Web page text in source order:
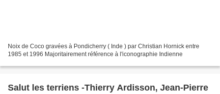
Noix de Coco gravées à Pondicherry ( Inde ) par Christian Hornick entre
1985 et 1996 Majoritairement référence à l'iconographie Indienne
Salut les terriens -Thierry Ardisson, Jean-Pierre